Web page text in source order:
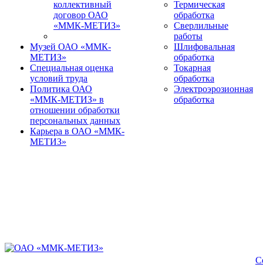
коллективный
договор ОАО
«ММК-МЕТИЗ»
Музей ОАО «ММК-
МЕТИЗ»
Специальная оценка
условий труда
Политика ОАО
«ММК-МЕТИЗ» в
отношении обработки
персональных данных
Карьера в ОАО «ММК-
МЕТИЗ»
Термическая
обработка
Сверлильные
работы
Шлифовальная
обработка
Токарная
обработка
Электроэрозионная
обработка